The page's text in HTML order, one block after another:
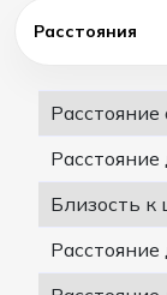
Расстояния
Близость к